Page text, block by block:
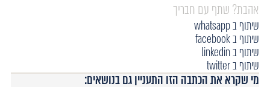
אהבת? שתף עם חבריך
שיתוף ב whatsapp
שיתוף ב facebook
שיתוף ב linkedin
שיתוף ב twitter
מי שקרא את הכתבה הזו התעניין גם בנושאים: